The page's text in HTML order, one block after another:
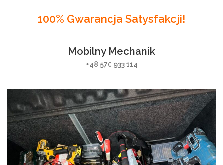
100% Gwarancja Satysfakcji!
Mobilny Mechanik
+48 570 933 114